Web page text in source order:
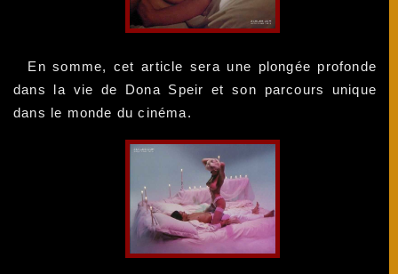
En somme, cet article sera une plongée profonde
dans la vie de Dona Speir et son parcours unique
dans le monde du cinéma.